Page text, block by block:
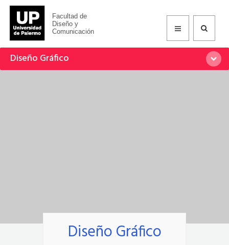
Facultad de
Diseño y
Comunicación
Diseño Gráfico
Diseño Gráfico